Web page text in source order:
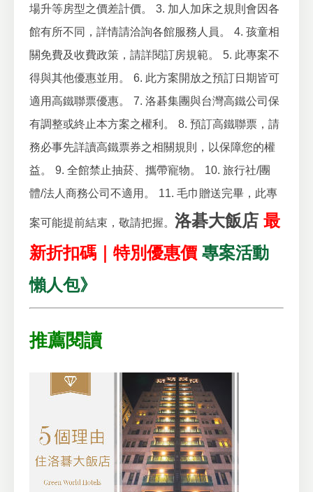
場升等房型之價差計價。
3. 加人加床之規則會因各
館有所不同，詳情請洽詢各館服務人員。
4. 孩童相
關免費及收費政策，請詳閱訂房規範。
5. 此專案不
得與其他優惠並用。
6. 此方案開放之預訂日期皆可
適用高鐵聯票優惠。
7. 洛碁集團與台灣高鐵公司保
有調整或終止本方案之權利。
8. 預訂高鐵聯票，請
務必事先詳讀高鐵票券之相關規則，以保障您的權
益。
9. 全館禁止抽菸、攜帶寵物。
10. 旅行社/團
體/法人商務公司不適用。
11. 毛巾贈送完畢，此專
案可能提前結束，敬請把握。 洛碁大飯店 最
新折扣碼｜特別優惠價 專案活動
懶人包》
推薦閱讀